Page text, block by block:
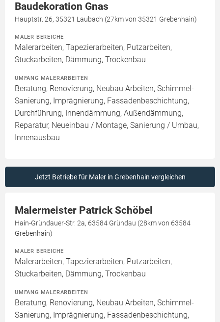
Baudekoration Gnas
Hauptstr. 26, 35321 Laubach (27km von 35321 Grebenhain)
MALER BEREICHE
Malerarbeiten, Tapezierarbeiten, Putzarbeiten,
Stuckarbeiten, Dämmung, Trockenbau
UMFANG MALERARBEITEN
Beratung, Renovierung, Neubau Arbeiten, Schimmel-
Sanierung, Imprägnierung, Fassadenbeschichtung,
Durchführung, Innendämmung, Außendämmung,
Reparatur, Neueinbau / Montage, Sanierung / Umbau,
Innenausbau
Jetzt Betriebe für Maler in Grebenhain vergleichen
Malermeister Patrick Schöbel
Hain-Gründauer-Str. 2a, 63584 Gründau (28km von 63584
Grebenhain)
MALER BEREICHE
Malerarbeiten, Tapezierarbeiten, Putzarbeiten,
Stuckarbeiten, Dämmung, Trockenbau
UMFANG MALERARBEITEN
Beratung, Renovierung, Neubau Arbeiten, Schimmel-
Sanierung, Imprägnierung, Fassadenbeschichtung,